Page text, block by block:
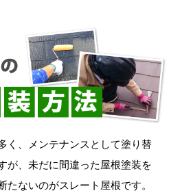
く、メンテナンスとして塗り替
が、未だに間違った屋根塗装を
たないのがスレート屋根です。